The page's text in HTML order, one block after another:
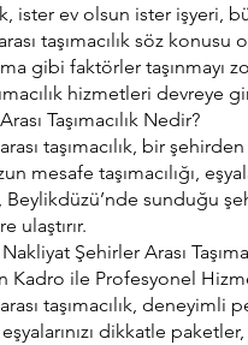
ister ev olsun ister işyeri,
taşımacılık söz
gibi faktörler taşınmayı
hizmetleri devreye
Taşımacılık Nedir?
taşımacılık, bir
mesafe taşımacılığı,
Beylikdüzü’nde sunduğu
ulaştırır.
Şehirler Arası
Kadro ile Profesyonel
taşımacılık,
dikkatle